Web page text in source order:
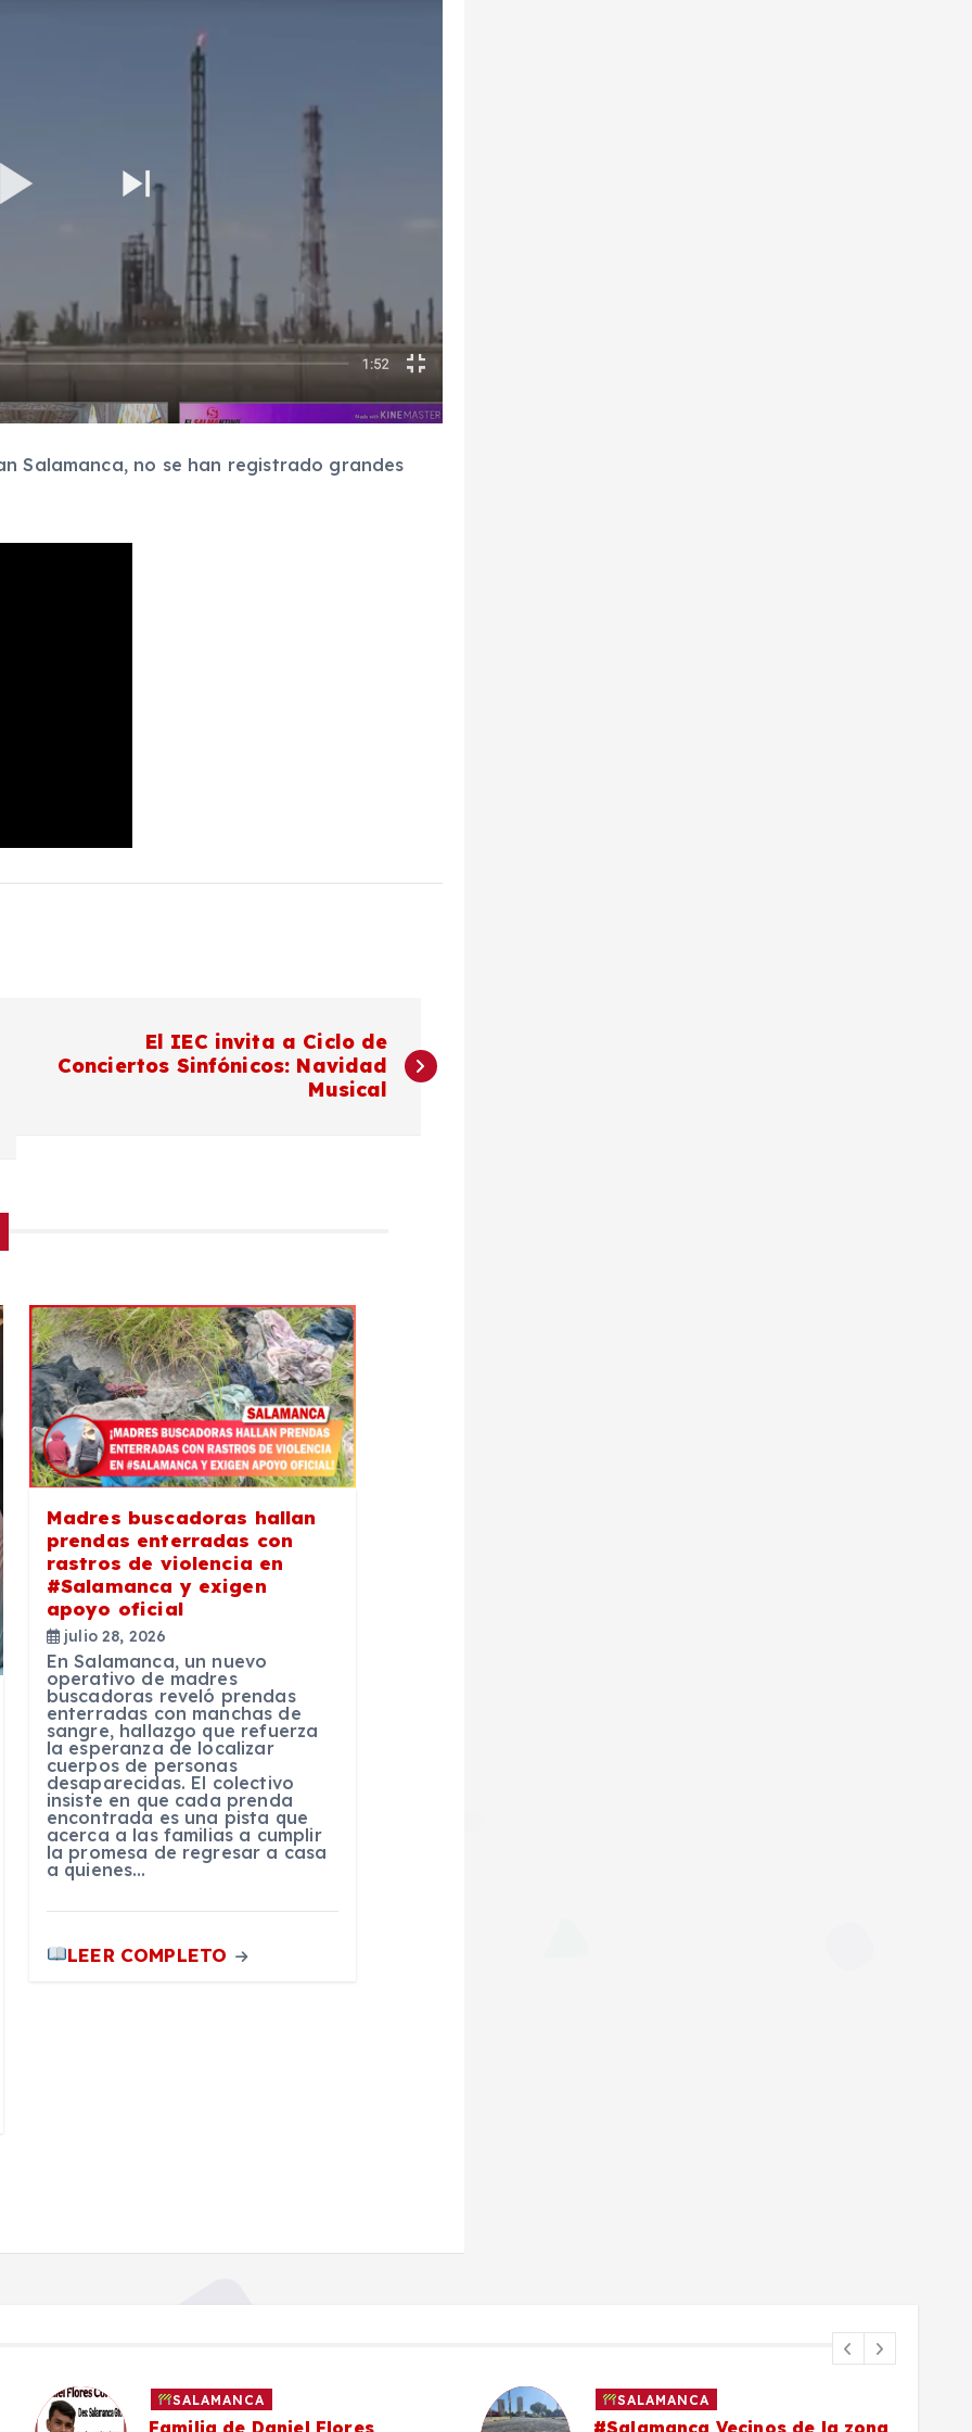
Salamanca, no se han registrado grandes
El IEC invita a Ciclo de
Conciertos Sinfónicos: Navidad
Musical
Madres buscadoras hallan
prendas enterradas con
rastros de violencia en
#Salamanca y exigen
apoyo oficial
julio 28, 2026
En Salamanca, un nuevo
operativo de madres
buscadoras reveló prendas
enterradas con manchas de
sangre, hallazgo que refuerza
la esperanza de localizar
cuerpos de personas
desaparecidas. El colectivo
insiste en que cada prenda
encontrada es una pista que
acerca a las familias a cumplir
la promesa de regresar a casa
a quienes…
LEER COMPLETO
SALAMANCA SALAMANCA